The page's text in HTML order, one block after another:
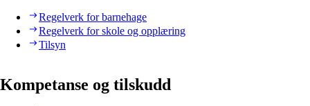
Regelverk for barnehage
Regelverk for skole og opplæring
Tilsyn
Kompetanse og tilskudd